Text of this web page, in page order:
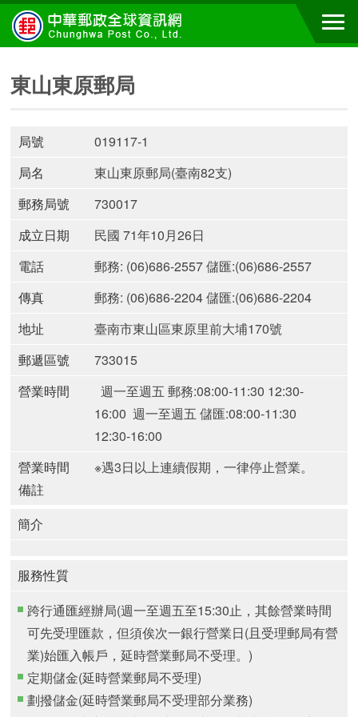
東山東原郵局
局號
019117-1
局名
東山東原郵局(臺南82支)
郵務局號
730017
成立日期
民國 71年10月26日
電話
郵務: (06)686-2557 儲匯:(06)686-2557
傳真
郵務: (06)686-2204 儲匯:(06)686-2204
地址
臺南市東山區東原里前大埔170號
郵遞區號
733015
營業時間
週一至週五 郵務:08:00-11:30 12:30-
16:00 週一至週五 儲匯:08:00-11:30
12:30-16:00
營業時間
備註
※遇3日以上連續假期，一律停止營業。
簡介
服務性質
跨行通匯經辦局(週一至週五至15:30止，其餘營業時間
可先受理匯款，但須俟次一銀行營業日(且受理郵局有營
業)始匯入帳戶，延時營業郵局不受理。)
定期儲金(延時營業郵局不受理)
劃撥儲金(延時營業郵局不受理部分業務)